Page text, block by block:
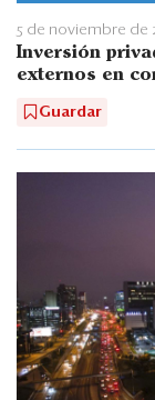
5 de noviembre de
Inversión
externos en
Guardar